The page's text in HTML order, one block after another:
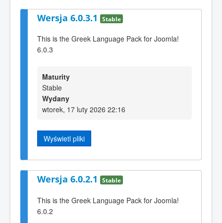
Wersja 6.0.3.1 Stable
This is the Greek Language Pack for Joomla!
6.0.3
Maturity
Stable
Wydany
wtorek, 17 luty 2026 22:16
Wyświetl pliki
Wersja 6.0.2.1 Stable
This is the Greek Language Pack for Joomla!
6.0.2